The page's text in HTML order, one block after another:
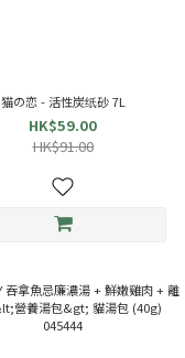
猫の恋 - 活性炭纸砂 7L
HK$59.00
HK$91.00